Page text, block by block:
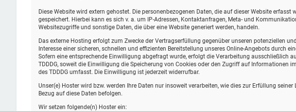
Diese Website wird extern gehostet. Die personenbezogenen Daten, die auf dieser Website erfasst
gespeichert. Hierbei kann es sich v. a. um IP-Adressen, Kontaktanfragen, Meta- und
Websitezugriffe und sonstige Daten, die über eine Website generiert werden, handeln.
Das externe Hosting erfolgt zum Zwecke der Vertragserfüllung gegenüber unseren potenziellen
Interesse einer sicheren, schnellen und effizienten Bereitstellung unseres Online-Angebots durch
Sofern eine entsprechende Einwilligung abgefragt wurde, erfolgt die Verarbeitung ausschließlich
TDDDG, soweit die Einwilligung die Speicherung von Cookies oder den Zugriff auf Informationen
des TDDDG umfasst. Die Einwilligung ist jederzeit widerrufbar.
Unser(e) Hoster wird bzw. werden Ihre Daten nur insoweit verarbeiten, wie dies zur Erfüllung
Bezug auf diese Daten befolgen.
Wir setzen folgende(n) Hoster ein: